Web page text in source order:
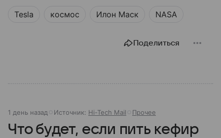
Tesla космос Илон Маск NASA
Поделиться
1 день назад Источник: Hi-Tech Mail Прочее
Что будет, если пить кефир